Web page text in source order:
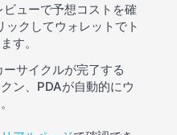
ビューで予想コストを確
クしてウォレットでト
す。
ーサイクルが完了する
ン、PDAが自動的にウ